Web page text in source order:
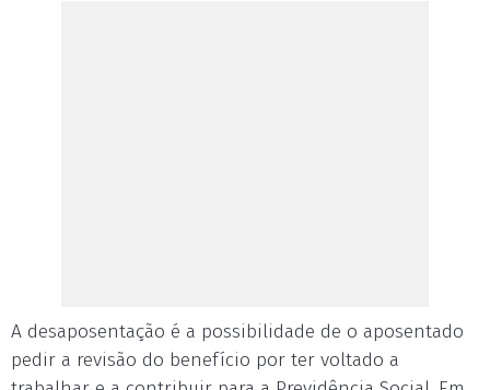
A desaposentação é a possibilidade de o aposentado
pedir a revisão do benefício por ter voltado a